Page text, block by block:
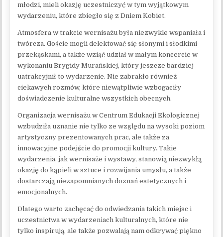
młodzi, mieli okazję uczestniczyć w tym wyjątkowym
wydarzeniu, które zbiegło się z Dniem Kobiet.
Atmosfera w trakcie wernisażu była niezwykle wspaniała i
twórcza. Goście mogli delektować się słonymi i słodkimi
przekąskami, a także wziąć udział w małym koncercie w
wykonaniu Brygidy Murańskiej, który jeszcze bardziej
uatrakcyjnił to wydarzenie. Nie zabrakło również
ciekawych rozmów, które niewątpliwie wzbogaciły
doświadczenie kulturalne wszystkich obecnych.
Organizacja wernisażu w Centrum Edukacji Ekologicznej
wzbudziła uznanie nie tylko ze względu na wysoki poziom
artystyczny prezentowanych prac, ale także za
innowacyjne podejście do promocji kultury. Takie
wydarzenia, jak wernisaże i wystawy, stanowią niezwykłą
okazję do kąpieli w sztuce i rozwijania umysłu, a także
dostarczają niezapomnianych doznań estetycznych i
emocjonalnych.
Dlatego warto zachęcać do odwiedzania takich miejsc i
uczestnictwa w wydarzeniach kulturalnych, które nie
tylko inspirują, ale także pozwalają nam odkrywać piękno